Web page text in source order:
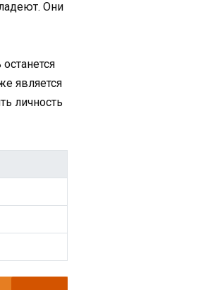
Они
является
личность